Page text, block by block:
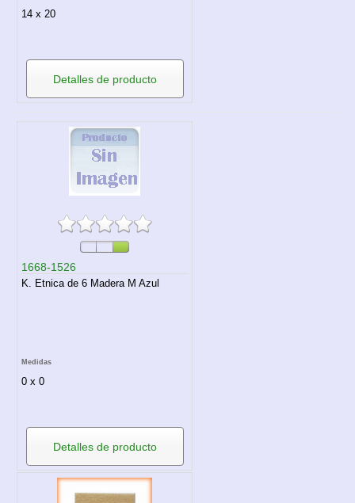
14 x 20
Detalles de producto
1668-1526
K. Etnica de 6 Madera M Azul
Medidas
0 x 0
Detalles de producto